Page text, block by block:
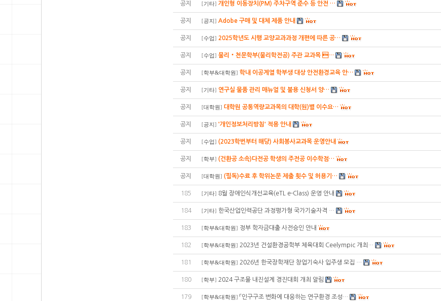
공지 [기타] 개인형 이동장치(PM) 주차구역 준수 등 안전 …
공지 [공지 ] Adobe 구매 및 대체 제품 안내
공지 [수업] 2025학년도 시행 교양교과과정 개편에 따른 공…
공지 [수업] 물리‧천문학부(물리학전공) 주관 교과목 …
공지 [학부&대학원] 학내 이공계열 학부생 대상 안전환경교육 안…
공지 [기타] 연구실 물품 관리 매뉴얼 및 불용 신청서 양…
공지 [대학원] 대학원 공통역량교과목의 대학(원)별 이수요…
공지 [공지 ] '개인정보처리방침' 적용 안내
공지 [수업] (2023학번부터 해당) 사회봉사교과목 운영안내
공지 [학부] (건환공 소속)다전공 학생의 주전공 이수학점…
공지 [대학원] (필독)수료 후 학위논문 제출 횟수 및 허용기…
185 [기타] 8월 장애인식개선교육(eTL e-Class) 운영 안내
184 [기타] 한국산업인력공단 과정평가형 국가기술자격 …
183 [학부&대학원] 정부 학자금대출 사전승인 안내
182 [학부&대학원] 2023년 건설환경공학부 체육대회 Ceelympic 개최…
181 [학부&대학원] 2026년 한국장학재단 창업기숙사 입주생 모집 …
180 [학부] 2024 구조물 내진설계 경진대회 개최 알림
179 [학부&대학원] 「인구구조 변화에 대응하는 연구환경 조성…